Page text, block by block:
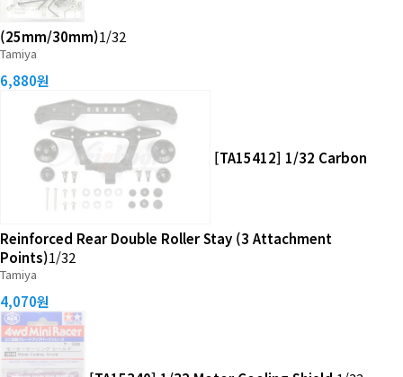
(25mm/30mm)1/32
Tamiya
6,880원
[TA15412] 1/32 Carbon
Reinforced Rear Double Roller Stay (3 Attachment
Points)1/32
Tamiya
4,070원